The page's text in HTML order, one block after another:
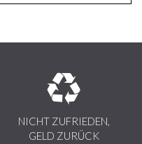
NICHT ZUFRIEDEN,
GELD ZURÜCK